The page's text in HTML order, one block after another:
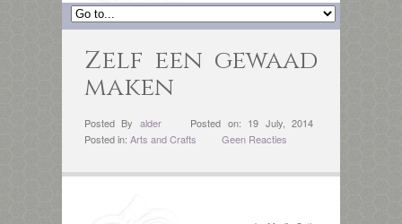
Zelf een gewaad
maken
Posted By alder
Posted on: 19 July, 2014
Posted in: Arts and Crafts Geen Reacties